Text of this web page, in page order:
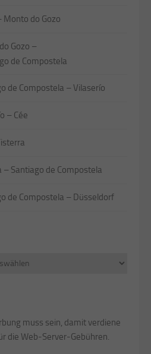
Monto do Gozo
Gozo –
Compostela
de Compostela – Vilaserío
– Cée
– Santiago de Compostela
de Compostela – Düsseldorf
muss sein, damit verdiene
die Web-Server-Gebühren.